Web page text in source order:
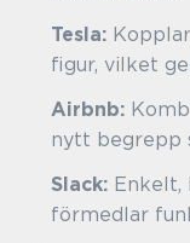
Tesla:
figur, vilket
Airbnb:
nytt begrepp
Slack: Enkelt,
förmedlar